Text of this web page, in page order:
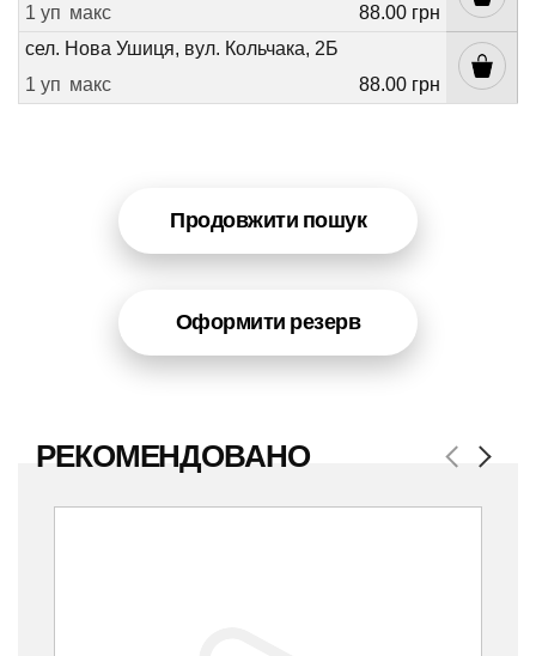
1 уп макс
88.00 грн
сел. Нова Ушиця, вул. Кольчака, 2Б
1 уп макс 88.00 грн
Продовжити пошук
Оформити резерв
РЕКОМЕНДОВАНО Previous
Next